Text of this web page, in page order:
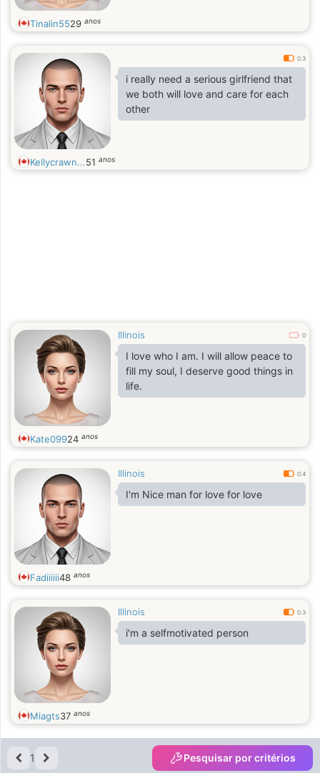
Tinalin5529 anos
0.3
i really need a serious girlfriend that
we both will love and care for each
other
Kellycrawn...51 anos
Illinois 0
I love who I am. I will allow peace to
fill my soul, I deserve good things in
life.
Kate09924 anos
Illinois 0.4
I'm Nice man for love for love
Fadiiiiii48 anos
Illinois 0.3
i'm a selfmotivated person
Miagts37 anos
1 Pesquisar por critérios